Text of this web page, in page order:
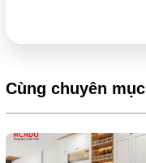
Cùng chuyên mục